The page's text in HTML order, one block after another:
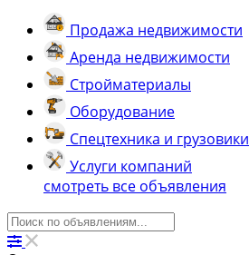
Продажа недвижимости
Аренда недвижимости
Стройматериалы
Оборудование
Спецтехника и грузовики
Услуги компаний
смотреть все объявления